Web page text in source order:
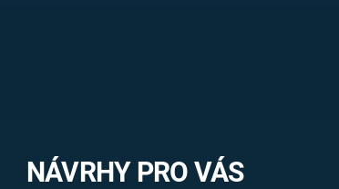
NÁVRHY PRO VÁS